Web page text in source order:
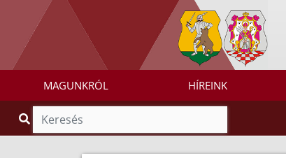
MAGUNKRÓL HÍREINK